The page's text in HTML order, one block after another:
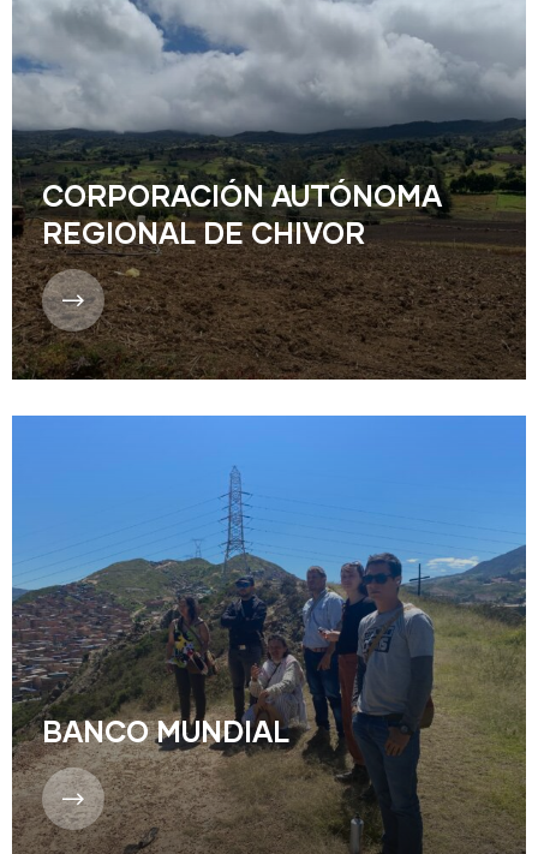
CORPORACIÓN AUTÓNOMA
REGIONAL DE CHIVOR
BANCO MUNDIAL